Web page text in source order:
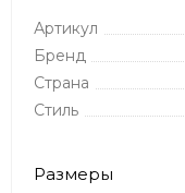
Артикул
Бренд
Страна
Стиль
Размеры